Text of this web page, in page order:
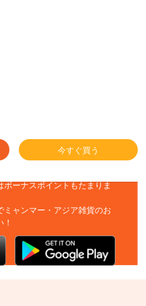
今すぐ買う
ボーナスポイントもたまりま
ミャンマー・アジア雑貨のお